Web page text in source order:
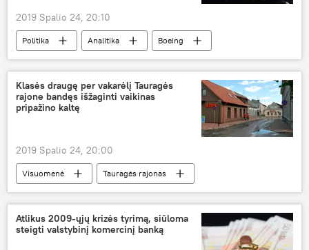
2019 Spalio 24, 20:10
Politika Analitika
Boeing
lėktuvo katastrofa
Nyderlandai
Rusija
Malazija Boeing 777
Klasės draugę per vakarėlį Tauragės
rajone bandęs išžaginti vaikinas
pripažino kaltę
2019 Spalio 24, 20:00
Visuomenė
Tauragės rajonas
išprievartavimas
nepilnamečiai
Atlikus 2009-ųjų krizės tyrimą, siūloma
steigti valstybinį komercinį banką